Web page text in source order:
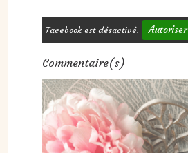
Facebook est désactivé. Autoriser
Commentaire(s)